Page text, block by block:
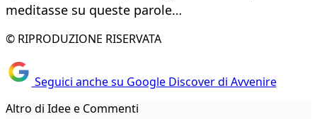
meditasse su queste parole…
© RIPRODUZIONE RISERVATA
Seguici anche su Google Discover di Avvenire
Altro di Idee e Commenti